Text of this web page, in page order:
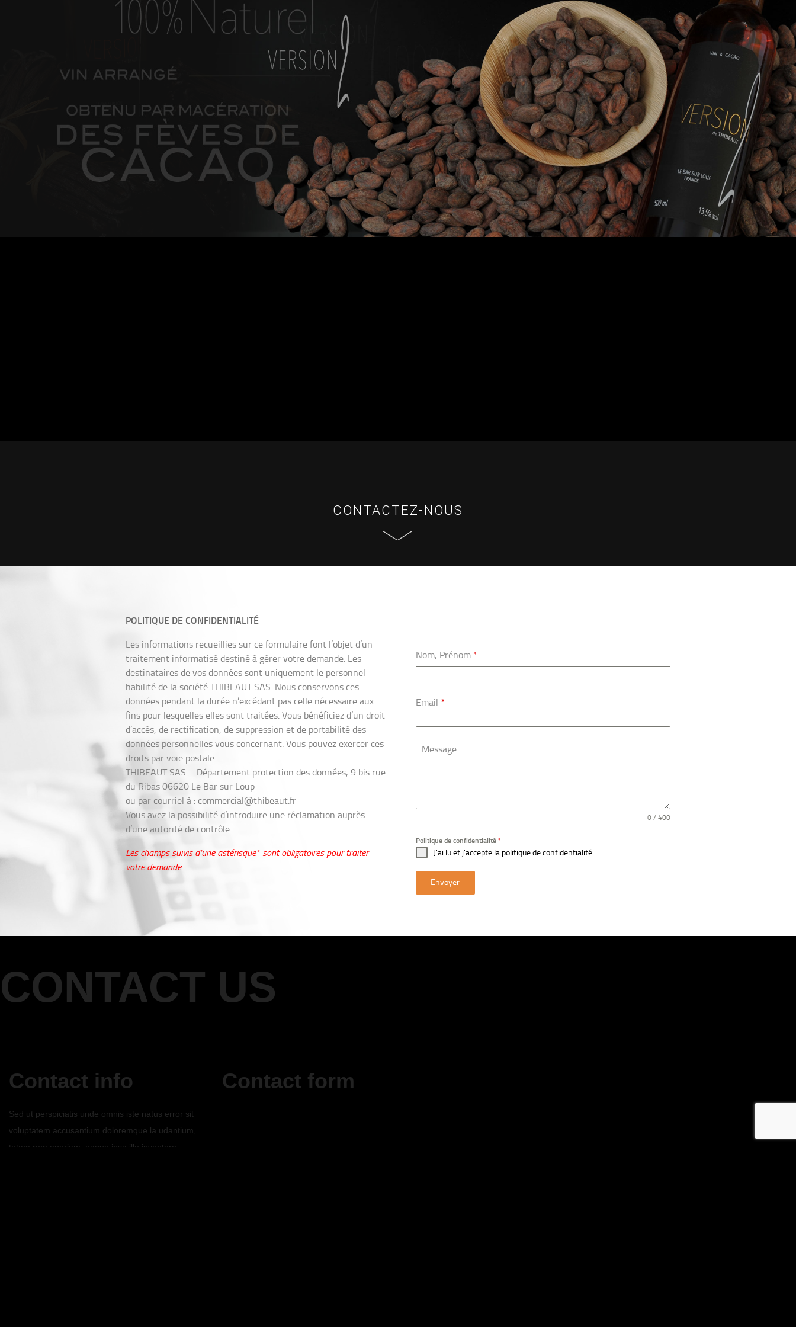
CONTACTEZ-NOUS
POLITIQUE DE CONFIDENTIALITÉ
Les informations recueillies sur ce formulaire font l’objet d’un
traitement informatisé destiné à gérer votre demande. Les
destinataires de vos données sont uniquement le personnel
habilité de la société THIBEAUT SAS. Nous conservons ces
données pendant la durée n’excédant pas celle nécessaire aux
fins pour lesquelles elles sont traitées. Vous bénéficiez d’un droit
d’accès, de rectification, de suppression et de portabilité des
données personnelles vous concernant. Vous pouvez exercer ces
droits par voie postale :
THIBEAUT SAS – Département protection des données, 9 bis rue
du Ribas 06620 Le Bar sur Loup
ou par courriel à : commercial@thibeaut.fr
Vous avez la possibilité d’introduire une réclamation auprès
d’une autorité de contrôle.
Les champs suivis d’une astérisque* sont obligatoires pour traiter
votre demande.
Nom, Prénom *
Email *
Message
0 / 400
Politique de confidentialité *
J'ai lu et j'accepte la politique de confidentialité
Envoyer
CONTACT US
Contact info
Sed ut perspiciatis unde omnis iste natus error sit
voluptatem accusantium doloremque la udantium,
totam rem aperiam, eaque ipsa illo inventore.
Contact form